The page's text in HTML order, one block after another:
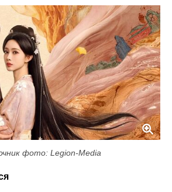
фото: Legion-Media